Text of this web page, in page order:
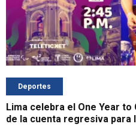
Deportes
Lima celebra el One Year
de la cuenta regresiva para